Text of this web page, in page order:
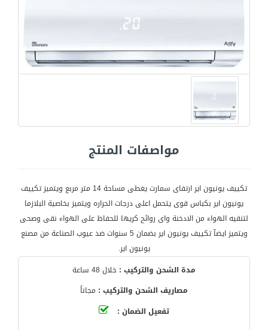
مواصفات المنتج
تكييف يونيون اير ارتفاى سمارت يغطى مساحة 14 متر مربع ويتميز تكييف
يونيون اير بكباس قوى يتحمل اعلى درجات الحراره ويتميز بخاصية البلازما
لتنقيه الهواء من الادخنة واى روائح كريها للحفاظ على الهواء نقى وصحى
ويتميز ايضآ تكييف يونيون اير بضمان 5 سنوات ضد عيوب الصناعة من مصنع
يونيون اير.
مدة الشحن والتركيب : خلال 48 ساعة
مصاريف الشحن والتركيب : مجاناً
تفعيل الضمان :